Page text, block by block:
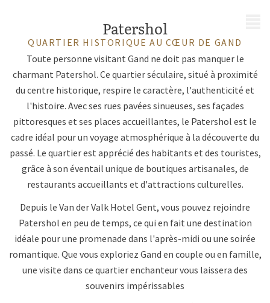
Patershol
QUARTIER HISTORIQUE AU CŒUR DE GAND
Toute personne visitant Gand ne doit pas manquer le
charmant Patershol. Ce quartier séculaire, situé à proximité
du centre historique, respire le caractère, l'authenticité et
l'histoire. Avec ses rues pavées sinueuses, ses façades
pittoresques et ses places accueillantes, le Patershol est le
cadre idéal pour un voyage atmosphérique à la découverte du
passé. Le quartier est apprécié des habitants et des touristes,
grâce à son éventail unique de boutiques artisanales, de
restaurants accueillants et d'attractions culturelles.
Depuis le Van der Valk Hotel Gent, vous pouvez rejoindre
Patershol en peu de temps, ce qui en fait une destination
idéale pour une promenade dans l'après-midi ou une soirée
romantique. Que vous exploriez Gand en couple ou en famille,
une visite dans ce quartier enchanteur vous laissera des
souvenirs impérissables